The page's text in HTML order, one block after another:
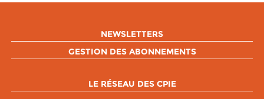
NEWSLETTERS
GESTION DES ABONNEMENTS
LE RÉSEAU DES CPIE